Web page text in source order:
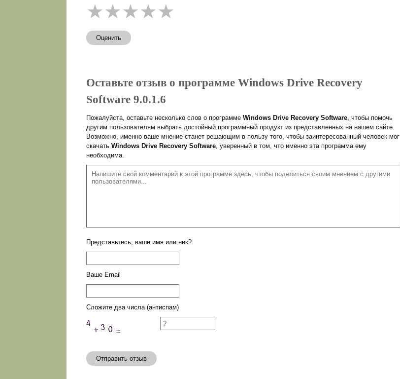
★★★★★
Оценить
Оставьте отзыв о программе Windows Drive Recovery
Software 9.0.1.6
Пожалуйста, оставьте несколько слов о программе Windows Drive Recovery Software, чтобы помочь
другим пользователям выбрать достойный программный продукт из представленных на нашем сайте.
Возможно, именно ваше мнение станет решающим в пользу того, чтобы заинтересованный человек мог
скачать Windows Drive Recovery Software, уверенный в том, что именно эта программа ему
необходима.
Представьтесь, ваше имя или ник?
Ваше Email
Сложите два числа (антиспам)
Отправить отзыв